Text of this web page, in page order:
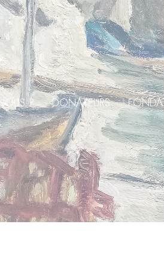
? DONATEURS